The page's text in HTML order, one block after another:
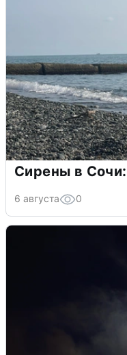
Сирены в
6 августа 0